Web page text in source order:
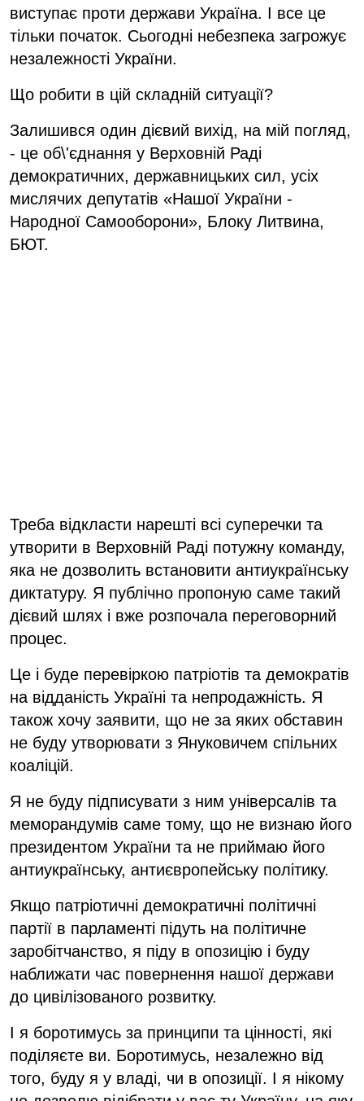
виступає проти держави Україна. І все це
тільки початок. Сьогодні небезпека загрожує
незалежності України.
Що робити в цій складній ситуації?
Залишився один дієвий вихід, на мій погляд,
- це об\'єднання у Верховній Раді
демократичних, державницьких сил, усіх
мислячих депутатів «Нашої України -
Народної Самооборони», Блоку Литвина,
БЮТ.
Треба відкласти нарешті всі суперечки та
утворити в Верховній Раді потужну команду,
яка не дозволить встановити антиукраїнську
диктатуру. Я публічно пропоную саме такий
дієвий шлях і вже розпочала переговорний
процес.
Це і буде перевіркою патріотів та демократів
на відданість Україні та непродажність. Я
також хочу заявити, що не за яких обставин
не буду утворювати з Януковичем спільних
коаліцій.
Я не буду підписувати з ним універсалів та
меморандумів саме тому, що не визнаю його
президентом України та не приймаю його
антиукраїнську, антиєвропейську політику.
Якщо патріотичні демократичні політичні
партії в парламенті підуть на політичне
заробітчанство, я піду в опозицію і буду
наближати час повернення нашої держави
до цивілізованого розвитку.
І я боротимусь за принципи та цінності, які
поділяєте ви. Боротимусь, незалежно від
того, буду я у владі, чи в опозиції. І я нікому